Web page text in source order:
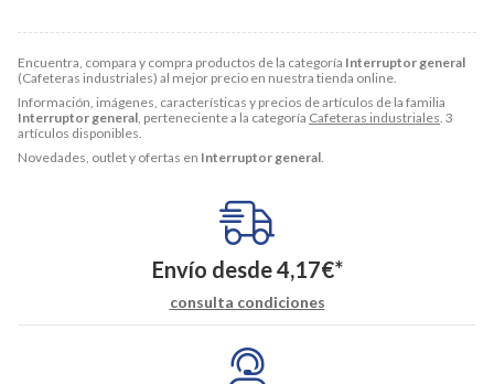
Encuentra, compara y compra productos de la categoría Interruptor general
(Cafeteras industriales) al mejor precio en nuestra tienda online.
Información, imágenes, características y precios de artículos de la familia
Interruptor general, perteneciente a la categoría Cafeteras industriales. 3
artículos disponibles.
Novedades, outlet y ofertas en Interruptor general.
Envío desde4,17€*
consulta condiciones